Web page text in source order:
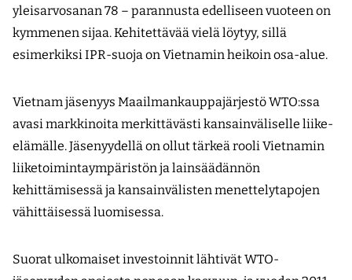
yleisarvosanan 78 – parannusta edelliseen vuoteen on
kymmenen sijaa. Kehitettävää vielä löytyy, sillä
esimerkiksi IPR-suoja on Vietnamin heikoin osa-alue.
Vietnam jäsenyys Maailmankauppajärjestö WTO:ssa
avasi markkinoita merkittävästi kansainväliselle liike-
elämälle. Jäsenyydellä on ollut tärkeä rooli Vietnamin
liiketoimintaympäristön ja lainsäädännön
kehittämisessä ja kansainvälisten menettelytapojen
vähittäisessä luomisessa.
Suorat ulkomaiset investoinnit lähtivät WTO-